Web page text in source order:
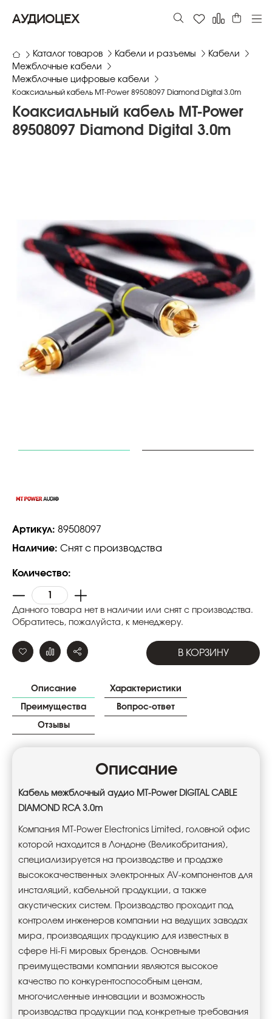
АУДИОЦЕХ
Каталог товаров Кабели и разъемы
Кабели
Межблочные кабели
Межблочные цифровые кабели
Коаксиальный кабель MT-Power 89508097 Diamond Digital 3.0m
Коаксиальный кабель MT-Power
89508097 Diamond Digital 3.0m
Артикул: 89508097
Наличие: Снят с производства
Количество:
Данного товара нет в наличии или снят с производства.
Обратитесь, пожалуйста, к менеджеру.
В КОРЗИНУ
Описание Характеристики
Преимущества Вопрос-ответ
Отзывы
Описание
Кабель межблочный аудио MT-Power DIGITAL CABLE
DIAMOND RCA 3.0m
Компания MT-Power Electronics Limited, головной офис
которой находится в Лондоне (Великобритания),
специализируется на производстве и продаже
высококачественных электронных AV-компонентов для
инсталяций, кабельной продукции, а также
акустических систем. Производство проходит под
контролем инженеров компании на ведущих заводах
мира, производящих продукцию для известных в
сфере Hi-Fi мировых брендов. Основными
преимуществами компании являются высокое
качество по конкурентоспособным ценам,
многочисленные инновации и возможность
производства продукции под конкретные требования